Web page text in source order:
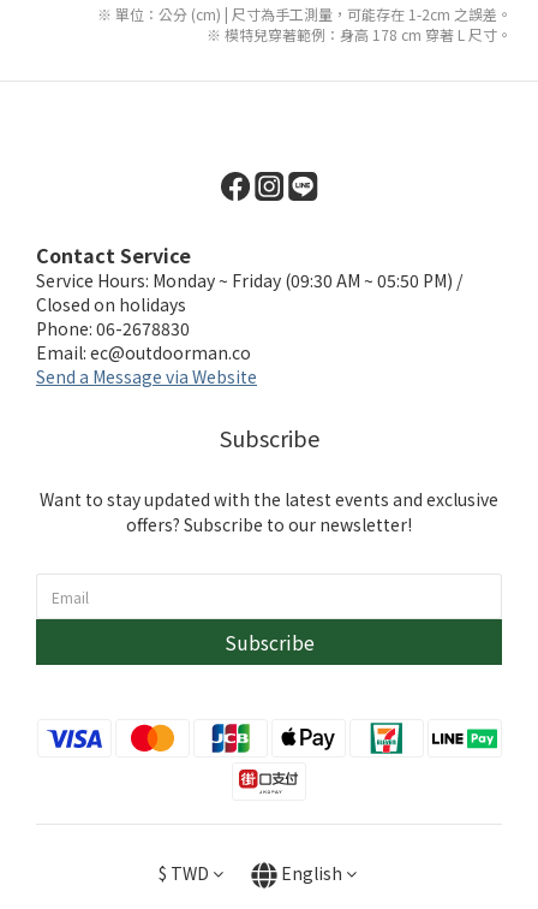
※ 單位：公分 (cm) | 尺寸為手工測量，可能存在 1-2cm 之誤差。
※ 模特兒穿著範例：身高 178 cm 穿著 L 尺寸。
Contact Service
Service Hours: Monday ~ Friday (09:30 AM ~ 05:50 PM) /
Closed on holidays
Phone: 06-2678830
Email: ec@outdoorman.co
Send a Message via Website
Subscribe
Want to stay updated with the latest events and exclusive
offers? Subscribe to our newsletter!
Subscribe
$ TWD English